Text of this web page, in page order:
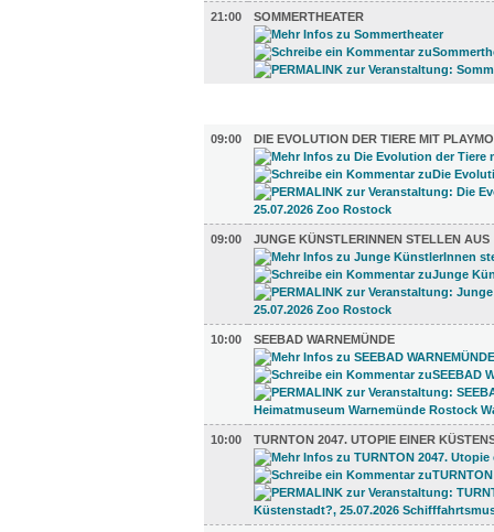
21:00 SOMMERTHEATER
09:00
DIE EVOLUTION DER TIERE MIT
09:00 JUNGE KÜNSTLERINNEN STELLEN AUS
10:00 SEEBAD WARNEMÜNDE
10:00 TURNTON 2047. UTOPIE EINER